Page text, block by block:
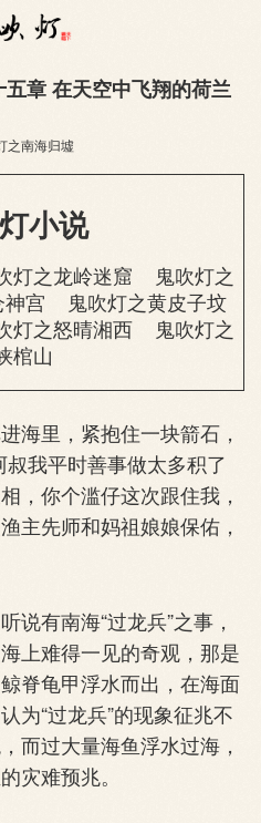
章 在天空中飞翔的荷兰
之南海归墟
小说
灯之龙岭迷窟
鬼吹灯之
宫
鬼吹灯之黄皮子坟
灯之怒晴湘西
鬼吹灯之
棺山
里，紧抱住一块箭石，
我平时善事做太多积了
，你个滥仔这次跟住我，
主先师和妈祖娘娘保佑，
有南海“过龙兵”之事，
上难得一见的奇观，那是
脊龟甲浮水而出，在海面
为“过龙兵”的现象征兆不
而过大量海鱼浮水过海，
灾难预兆。